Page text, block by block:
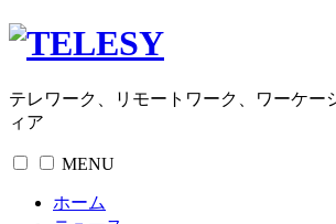
テレワーク、リモートワーク、ワーケー
ィア
MENU
ホーム